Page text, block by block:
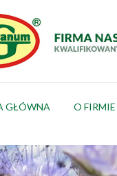
GŁÓWNA O FIRMIE